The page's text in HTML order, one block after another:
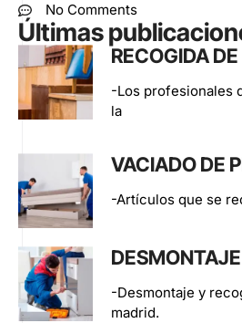
No Comments
Últimas
RECOGIDA
-Los profesionales
la
VACIADO DE
-Artículos que se
-Desmontaje y
madrid.